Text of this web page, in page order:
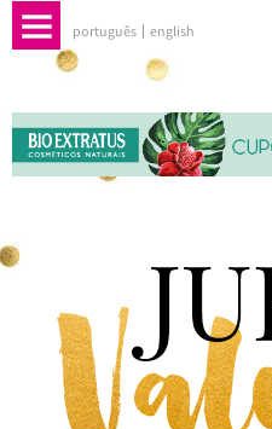
português english